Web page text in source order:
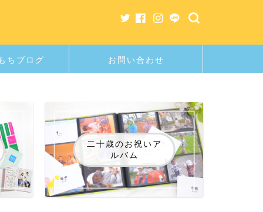
ちブログ お問い合わせ
二十歳のお祝いア
ルバム